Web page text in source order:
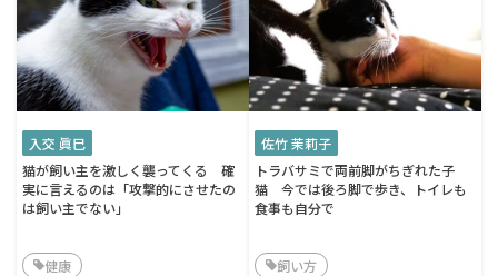
入交 眞巳
猫が飼い主を激しく襲ってくる 確
実に言えるのは「攻撃的にさせたの
は飼い主でない」
健康
佐竹 茉莉子
トラバサミで両前脚がちぎれた子
猫 今では後ろ脚で歩き、トイレも
食事も自分で
飼い方